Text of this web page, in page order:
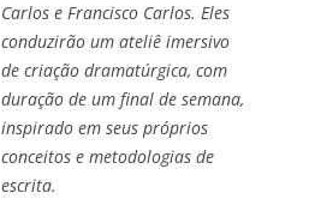
Carlos e Francisco Carlos. Eles
conduzirão um ateliê imersivo
de criação dramatúrgica, com
duração de um final de semana,
inspirado em seus próprios
conceitos e metodologias de
escrita.